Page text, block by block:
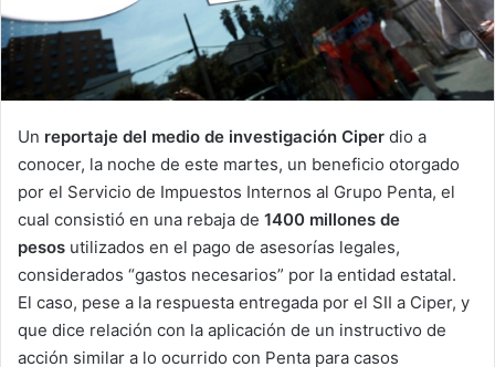
Un reportaje del medio de investigación Ciper dio a
conocer, la noche de este martes, un beneficio otorgado
por el Servicio de Impuestos Internos al Grupo Penta, el
cual consistió en una rebaja de 1400 millones de
pesos utilizados en el pago de asesorías legales,
considerados “gastos necesarios” por la entidad estatal.
El caso, pese a la respuesta entregada por el SII a Ciper, y
que dice relación con la aplicación de un instructivo de
acción similar a lo ocurrido con Penta para casos